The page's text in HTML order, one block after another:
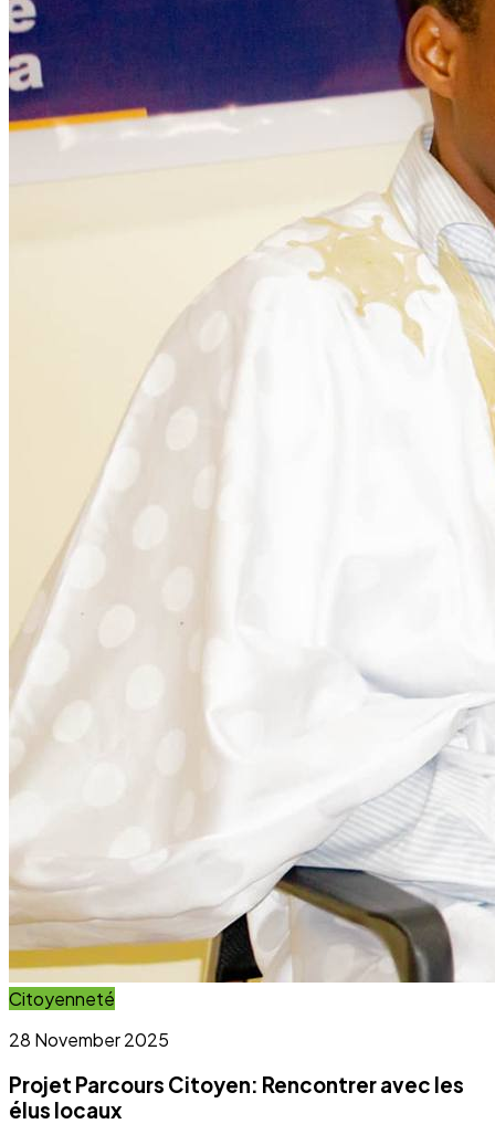
Citoyenneté
28 November 2025
Projet Parcours Citoyen: Rencontrer avec les
élus locaux